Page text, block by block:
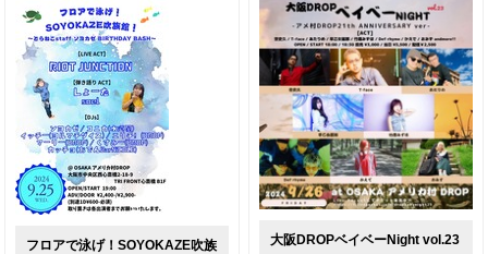
フロアで泳げ！SOYOKAZE吹族
大阪DROPベイベーNight vol.23